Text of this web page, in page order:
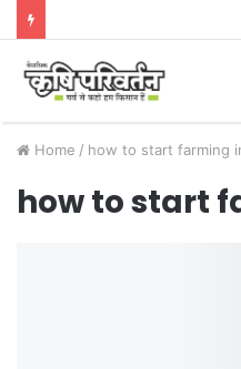
Home / how to start farming
how to start